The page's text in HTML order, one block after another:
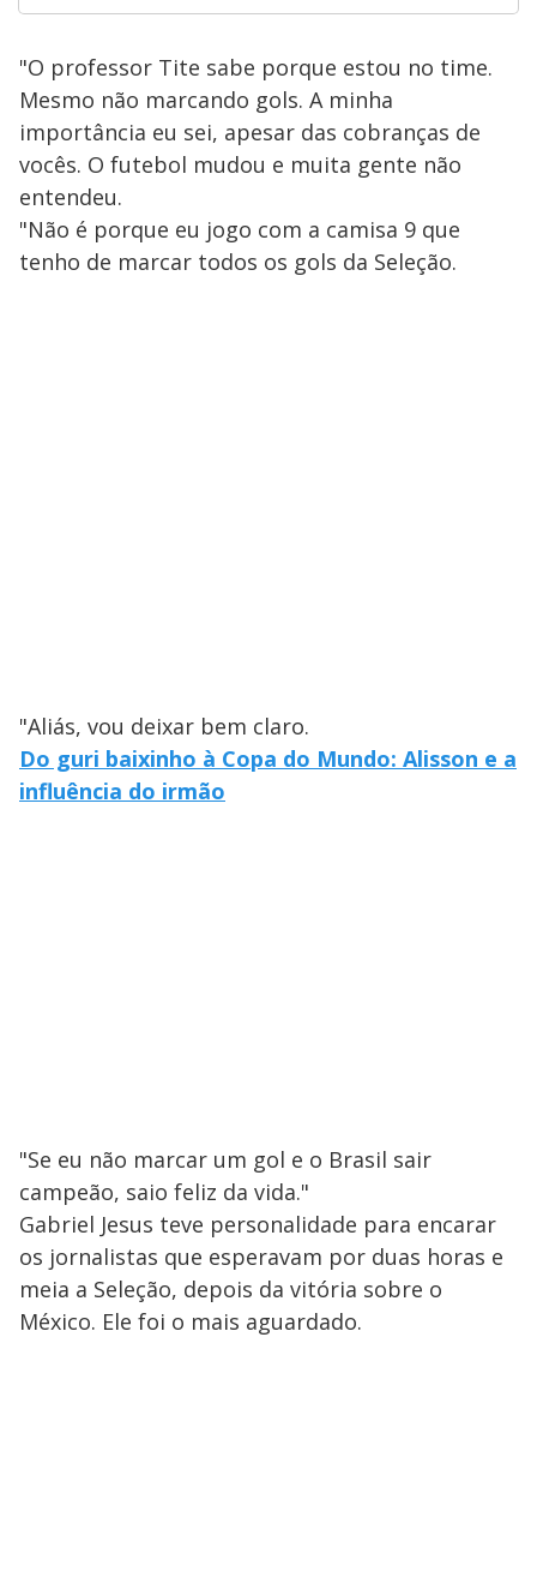
"O professor Tite sabe porque estou no time.
Mesmo não marcando gols. A minha
importância eu sei, apesar das cobranças de
vocês. O futebol mudou e muita gente não
entendeu.
"Não é porque eu jogo com a camisa 9 que
tenho de marcar todos os gols da Seleção.
"Aliás, vou deixar bem claro.
Do guri baixinho à Copa do Mundo: Alisson e a
influência do irmão
"Se eu não marcar um gol e o Brasil sair
campeão, saio feliz da vida."
Gabriel Jesus teve personalidade para encarar
os jornalistas que esperavam por duas horas e
meia a Seleção, depois da vitória sobre o
México. Ele foi o mais aguardado.